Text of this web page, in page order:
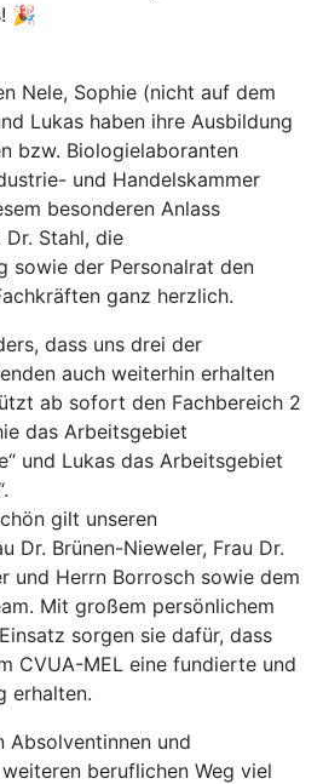
🎉
Nele, Sophie (nicht auf dem
Lukas haben ihre Ausbildung
bzw. Biologielaboranten
und Handelskammer
besonderen Anlass
Stahl, die
sowie der Personalrat den
ganz herzlich.
dass uns drei der
auch weiterhin erhalten
ab sofort den Fachbereich 2
das Arbeitsgebiet
und Lukas das Arbeitsgebiet
gilt unseren
Dr. Brünen-Nieweler, Frau Dr.
und Herrn Borrosch sowie dem
Mit großem persönlichem
sorgen sie dafür, dass
CVUA-MEL eine fundierte und
erhalten.
Absolventinnen und
beruflichen Weg viel